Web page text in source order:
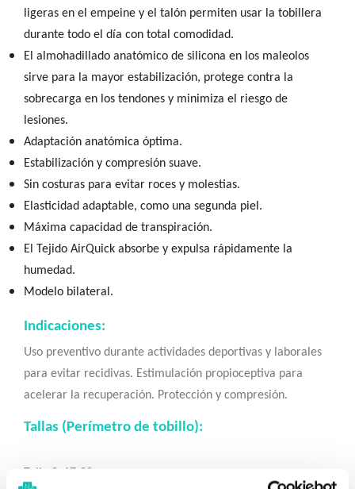
ligeras en el empeine y el talón permiten usar la tobillera
durante todo el día con total comodidad.
El almohadillado anatómico de silicona en los maleolos
sirve para la mayor estabilización, protege contra la
sobrecarga en los tendones y minimiza el riesgo de
lesiones.
Adaptación anatómica óptima.
Estabilización y compresión suave.
Sin costuras para evitar roces y molestias.
Elasticidad adaptable, como una segunda piel.
Máxima capacidad de transpiración.
El Tejido AirQuick absorbe y expulsa rápidamente la
humedad.
Modelo bilateral.
Indicaciones:
Uso preventivo durante actividades deportivas y laborales
para evitar recidivas. Estimulación propioceptiva para
acelerar la recuperación. Protección y compresión.
Tallas (Perímetro de tobillo):
Talla S: 17-20 cm.